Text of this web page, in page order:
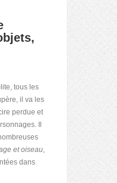
tous les
il va les
perdue et
Il
et oiseau,
dans